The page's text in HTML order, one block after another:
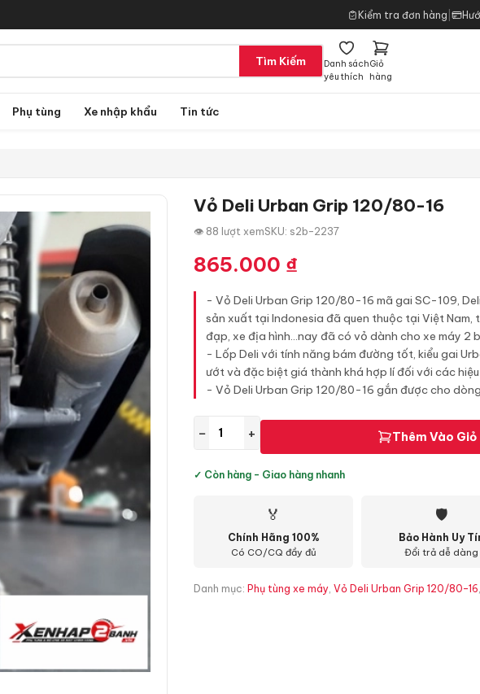
Kiểm tra đơn hàng
Tìm Kiếm
Danh sách
yêu thích
Giỏ
hàng
Phụ tùng Xe nhập khẩu Tin tức
Vỏ Deli Urban Grip 120/80-16
👁 88 lượt xemSKU: s2b-2237
865.000 ₫
- Vỏ Deli Urban Grip 120/80-16 mã gai SC-109,
sản xuất tại Indonesia đã quen thuộc tại Việt Nam,
đạp, xe địa hình...nay đã có vỏ dành cho xe máy 2
- Lốp Deli với tính năng bám đường tốt, kiểu gai
ướt và đặc biệt giá thành khá hợp lí đối với các
- Vỏ Deli Urban Grip 120/80-16 gắn được cho dòng
− + Thêm Vào Giỏ
✓ Còn hàng - Giao hàng nhanh
🏅
Chính Hãng 100%
Có CO/CQ đầy đủ
🛡
Bảo Hành Uy
Đổi trả dễ dàng
Danh mục: Phụ tùng xe máy, Vỏ Deli Urban Grip 120/80-16,